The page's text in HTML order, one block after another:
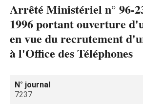
Arrêté Ministériel n° 96-
1996 portant ouverture
en vue du recrutement
à l'Office des Téléphones
N° journal
7237